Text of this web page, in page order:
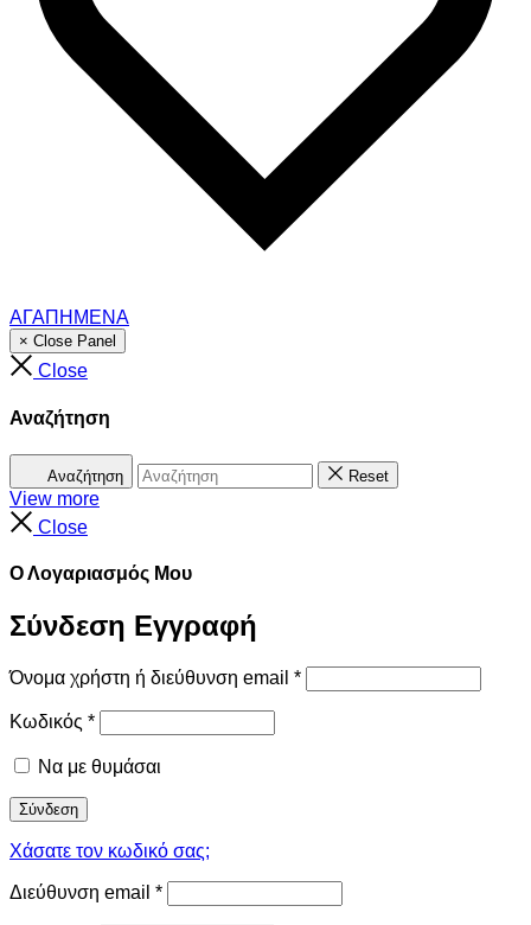
ΑΓΑΠΗΜΕΝΑ
× Close Panel
Close
Αναζήτηση
Αναζήτηση Reset
View more
Close
Ο Λογαριασμός Μου
Σύνδεση Εγγραφή
Όνομα χρήστη ή διεύθυνση email *
Κωδικός *
Να με θυμάσαι
Σύνδεση
Χάσατε τον κωδικό σας;
Διεύθυνση email *